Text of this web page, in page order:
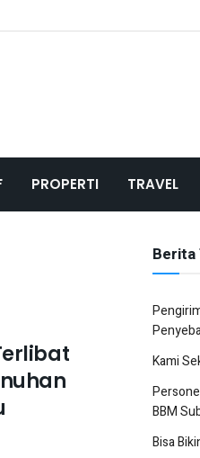
PROPERTI TRAVEL
Kami
BBM
Bisa